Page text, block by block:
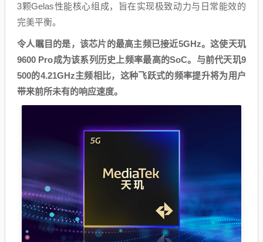
3颗Gelas性能核心组成，旨在实现极致动力与日常能效的
完美平衡。
令人瞩目的是，该芯片的最高主频已接近5GHz。这使天玑
9600 Pro成为该系列历史上频率最高的SoC。与前代天玑9
500的4.21GHz主频相比，这种飞跃式的频率提升将为用户
带来前所未有的响应速度。